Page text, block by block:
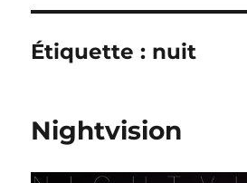
Étiquette : nuit
Nightvision